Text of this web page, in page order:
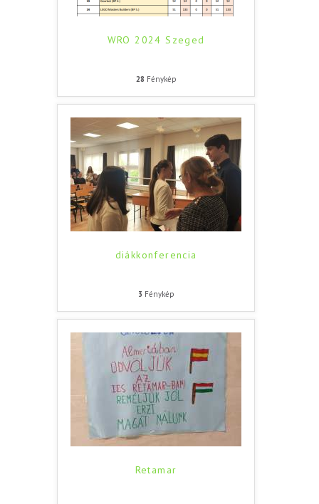
WRO 2024 Szeged
28 Fénykép
diákkonferencia
3 Fénykép
Retamar